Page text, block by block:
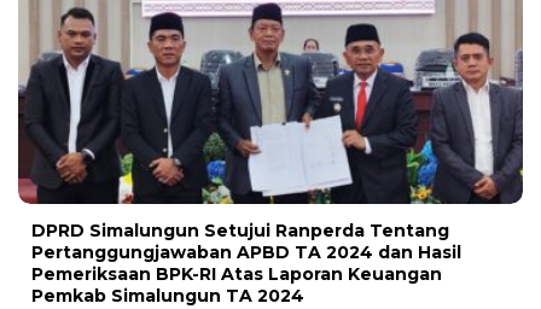
DPRD Simalungun Setujui Ranperda Tentang
Pertanggungjawaban APBD TA 2024 dan Hasil
Pemeriksaan BPK-RI Atas Laporan Keuangan
Pemkab Simalungun TA 2024